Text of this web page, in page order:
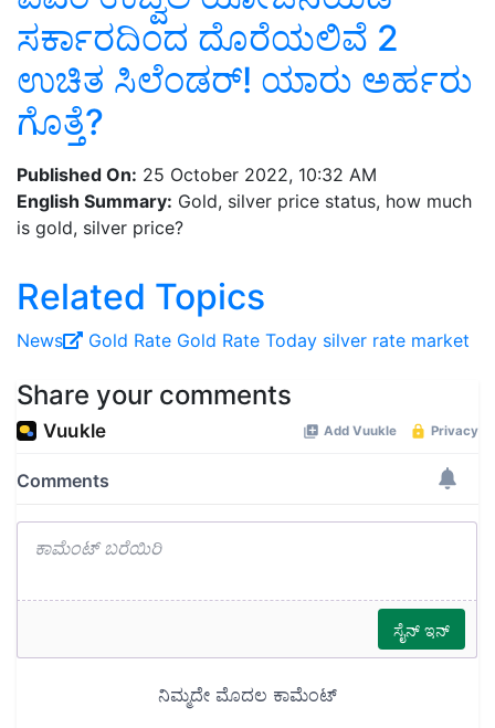
ಸರ್ಕಾರದಿಂದ ದೊರೆಯಲಿವೆ 2
ಉಚಿತ ಸಿಲೆಂಡರ್! ಯಾರು ಅರ್ಹರು
ಗೊತ್ತೆ?
Published On: 25 October 2022, 10:32 AM
English Summary: Gold, silver price status, how much
is gold, silver price?
Related Topics
News Gold Rate Gold Rate Today silver rate market
Share your comments